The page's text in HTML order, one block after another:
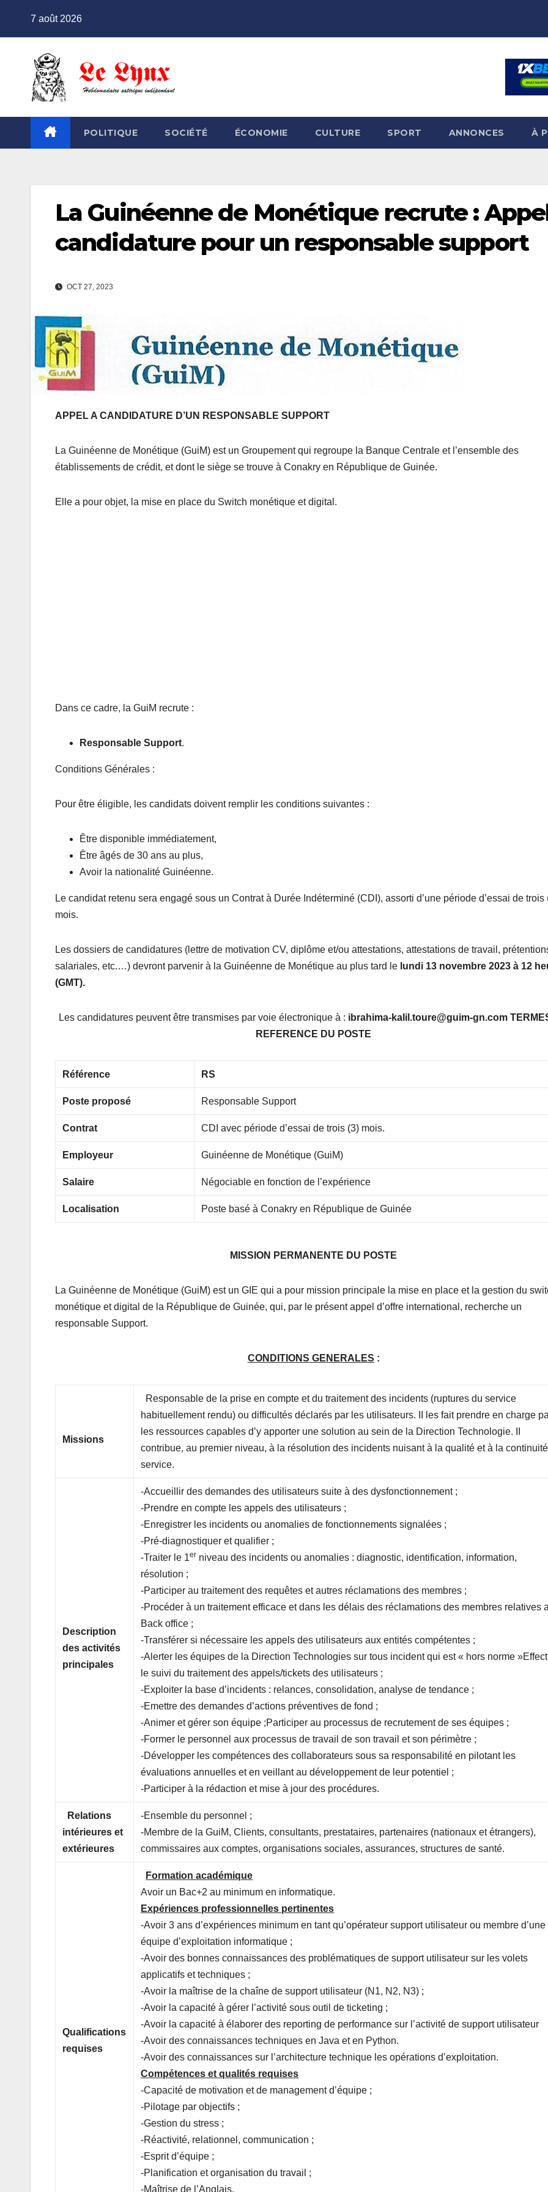
7 août 2026
POLITIQUE SOCIÉTÉ ÉCONOMIE CULTURE SPORT ANNONCES À
La Guinéenne de Monétique recrute :
candidature pour un responsable support
OCT 27, 2023
APPEL A CANDIDATURE D’UN RESPONSABLE SUPPORT
La Guinéenne de Monétique (GuiM) est un Groupement qui regroupe la Banque Centrale et l’ensemble des
établissements de crédit, et dont le siège se trouve à Conakry en République de Guinée.
Elle a pour objet, la mise en place du Switch monétique et digital.
Dans ce cadre, la GuiM recrute :
Responsable Support.
Conditions Générales :
Pour être éligible, les candidats doivent remplir les conditions suivantes :
Être disponible immédiatement,
Être âgés de 30 ans au plus,
Avoir la nationalité Guinéenne.
Le candidat retenu sera engagé sous un Contrat à Durée Indéterminé (CDI), assorti d’une période d’essai de trois
mois.
Les dossiers de candidatures (lettre de motivation CV, diplôme et/ou attestations, attestations de travail,
salariales, etc.…) devront parvenir à la Guinéenne de Monétique au plus tard le lundi 13 novembre 2023 à 12
(GMT).
Les candidatures peuvent être transmises par voie électronique à : ibrahima-kalil.toure@guim-gn.com
REFERENCE DU POSTE
Référence RS
Poste proposé Responsable Support
Contrat CDI avec période d’essai de trois (3) mois.
Employeur Guinéenne de Monétique (GuiM)
Salaire Négociable en fonction de l’expérience
Localisation Poste basé à Conakry en République de Guinée
MISSION PERMANENTE DU POSTE
La Guinéenne de Monétique (GuiM) est un GIE qui a pour mission principale la mise en place et la gestion du
monétique et digital de la République de Guinée, qui, par le présent appel d’offre international, recherche un
responsable Support.
CONDITIONS GENERALES :
Missions
Responsable de la prise en compte et du traitement des incidents (ruptures du service
habituellement rendu) ou difficultés déclarés par les utilisateurs. II les fait prendre en charge
les ressources capables d’y apporter une solution au sein de la Direction Technologie. II
contribue, au premier niveau, à la résolution des incidents nuisant à la qualité et à la
service.
Description
des activités
principales
-Accueillir des demandes des utilisateurs suite à des dysfonctionnement ;
-Prendre en compte les appels des utilisateurs ;
-Enregistrer les incidents ou anomalies de fonctionnements signalées ;
-Pré-diagnostiquer et qualifier ;
-Traiter le 1er niveau des incidents ou anomalies : diagnostic, identification, information,
résolution ;
-Participer au traitement des requêtes et autres réclamations des membres ;
-Procéder à un traitement efficace et dans les délais des réclamations des membres relatives
Back office ;
-Transférer si nécessaire les appels des utilisateurs aux entités compétentes ;
-Alerter les équipes de la Direction Technologies sur tous incident qui est « hors norme
le suivi du traitement des appels/tickets des utilisateurs ;
-Exploiter la base d’incidents : relances, consolidation, analyse de tendance ;
-Emettre des demandes d’actions préventives de fond ;
-Animer et gérer son équipe ;Participer au processus de recrutement de ses équipes ;
-Former le personnel aux processus de travail de son travail et son périmètre ;
-Développer les compétences des collaborateurs sous sa responsabilité en pilotant les
évaluations annuelles et en veillant au développement de leur potentiel ;
-Participer à la rédaction et mise à jour des procédures.
Relations
intérieures et
extérieures
-Ensemble du personnel ;
-Membre de la GuiM, Clients, consultants, prestataires, partenaires (nationaux et étrangers),
commissaires aux comptes, organisations sociales, assurances, structures de santé.
Qualifications
requises
Formation académique
Avoir un Bac+2 au minimum en informatique.
Expériences professionnelles pertinentes
-Avoir 3 ans d’expériences minimum en tant qu’opérateur support utilisateur ou membre d’une
équipe d’exploitation informatique ;
-Avoir des bonnes connaissances des problématiques de support utilisateur sur les volets
applicatifs et techniques ;
-Avoir la maîtrise de la chaîne de support utilisateur (N1, N2, N3) ;
-Avoir la capacité à gérer l’activité sous outil de ticketing ;
-Avoir la capacité à élaborer des reporting de performance sur l’activité de support utilisateur
-Avoir des connaissances techniques en Java et en Python.
-Avoir des connaissances sur l’architecture technique les opérations d’exploitation.
Compétences et qualités requises
-Capacité de motivation et de management d’équipe ;
-Pilotage par objectifs ;
-Gestion du stress ;
-Réactivité, relationnel, communication ;
-Esprit d’équipe ;
-Planification et organisation du travail ;
-Maîtrise de l’Anglais.